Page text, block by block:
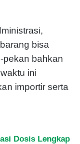
bisa
pekan bahkan
ini
importir serta
Dosis Lengkap